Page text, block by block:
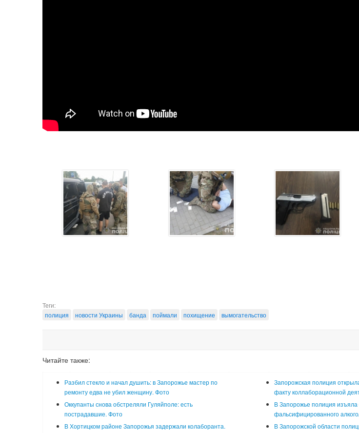
Теги:
полиция
новости Украины банда поймали похищение вымогательство
Читайте также:
Разбил стекло и начал душить: в Запорожье мастер по
ремонту едва не убил женщину. Фото
Запорожская полиция
факту коллаборационной
Оккупанты снова обстреляли Гуляйполе: есть
пострадавшие. Фото
В Запорожье полиция изъяла
фальсифицированного
В Хортицком районе Запорожья задержали колаборанта.
В Запорожской области